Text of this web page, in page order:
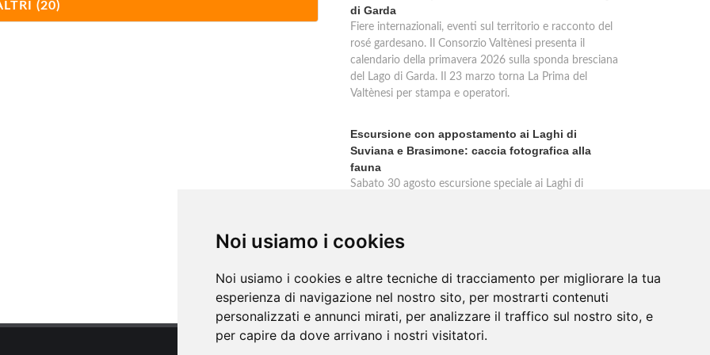
Noi usiamo i cookies
Noi usiamo i cookies e altre tecniche di tracciamento per migliorare la tua
esperienza di navigazione nel nostro sito, per mostrarti contenuti
personalizzati e annunci mirati, per analizzare il traffico sul nostro sito, e
per capire da dove arrivano i nostri visitatori.
(20)
di Garda
Fiere internazionali, eventi sul territorio e racconto del
rosé gardesano. Il Consorzio Valtènesi presenta il
calendario della primavera 2026 sulla sponda bresciana
del Lago di Garda. Il 23 marzo torna La Prima del
Valtènesi per stampa e operatori.
Escursione con appostamento ai Laghi di
Suviana e Brasimone: caccia fotografica alla
fauna
Sabato 30 agosto escursione speciale ai Laghi di
massimo silenzio. Ritrovo Chiesa Santa Rita al
Brasimone, prenotazione obbligatoria.